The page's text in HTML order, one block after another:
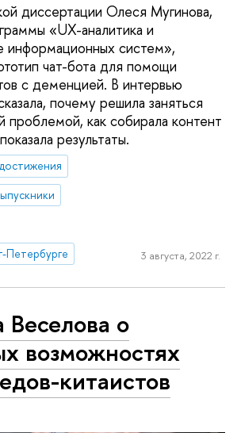
диссертации Олеся Мугинова,
«UX-аналитика и
информационных систем»,
чат-бота для помощи
с деменцией. В интервью
почему решила заняться
проблемой, как собирала контент
результаты.
3 августа, 2022 г.
о
возможностях
китаистов